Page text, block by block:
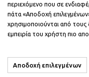
Συμφωνώ με τουςΌρους και
περιεχόμενο που σε
πάτα «Αποδοχή
χρησιμοποιούνται από
εμπειρία του χρήστη πιο
Αποδοχή επιλεγμένων